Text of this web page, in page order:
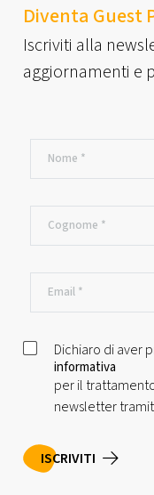
Diventa Guest
Iscriviti alla
aggiornamenti e
Dichiaro di aver
informativa
per il
newsletter
ISCRIVITI